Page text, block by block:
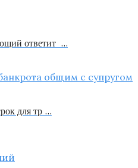
ответит …
для тр …